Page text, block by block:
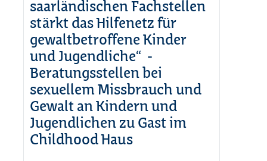
saarländischen Fachstellen
stärkt das Hilfenetz für
gewaltbetroffene Kinder
und Jugendliche“ -
Beratungsstellen bei
sexuellem Missbrauch und
Gewalt an Kindern und
Jugendlichen zu Gast im
Childhood Haus